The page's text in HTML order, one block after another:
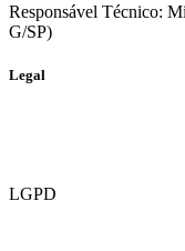
Responsável Técnico:
G/SP)
Legal
LGPD